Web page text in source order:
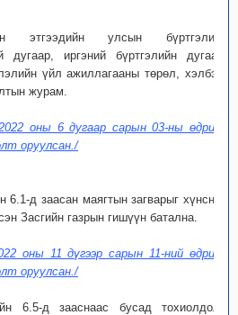
этгээдийн улсын бүртгэлийн
дугаар, иргэний бүртгэлийн дугаар,
үйл ажиллагааны төрөл, хэлбэр,
журам.
оны 6 дугаар сарын 03-ны өдрийн
оруулсан./
6.1-д заасан маягтын загварыг хүнсний
Засгийн газрын гишүүн батална.
оны 11 дүгээр сарын 11-ний өдрийн
оруулсан./
6.5-д зааснаас бусад тохиолдолд